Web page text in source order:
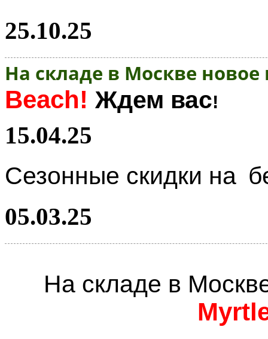
25.10.25
На складе в Москве
Beach! Ждем вас!
15.04.25
Сезонные скидки на
05.03.25
На складе в